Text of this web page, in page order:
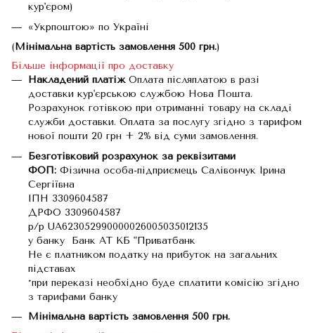
кур'єром)
«Укрпоштою» по Україні
(Мінімальна вартість замовлення 500 грн.)
Більше інформації про доставку
Накладений платіжОплата післяплатою в разі
доставки кур'єрською службою Нова Пошта.
Розрахунок готівкою при отриманні товару на складі
служби доставки. Оплата за послугу згідно з тарифом
нової пошти 20 грн + 2% від суми замовлення.
Безготівковий розрахунок за реквізитами
ФОП: Фізична особа-підприємець Салівончук Ірина
Сергіївна
ІПН 3309604587
ДРФО 3309604587
р/р UA623052990000026005035012135
у банку Банк АТ КБ "Приватбанк
Не є платником податку на прибуток на загальних
підставах
*при переказі необхідно буде сплатити комісію згідно
з тарифами банку
Мінімальна вартість замовлення 500 грн.